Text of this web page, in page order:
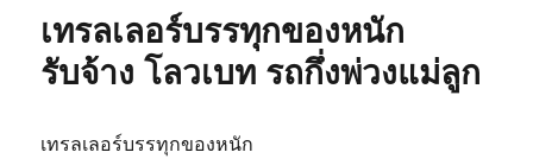
เทรลเลอร์บรรทุกของหนัก
รับจ้าง โลวเบท รถกึ่งพ่วงแม่ลูก
เทรลเลอร์บรรทุกของหนัก